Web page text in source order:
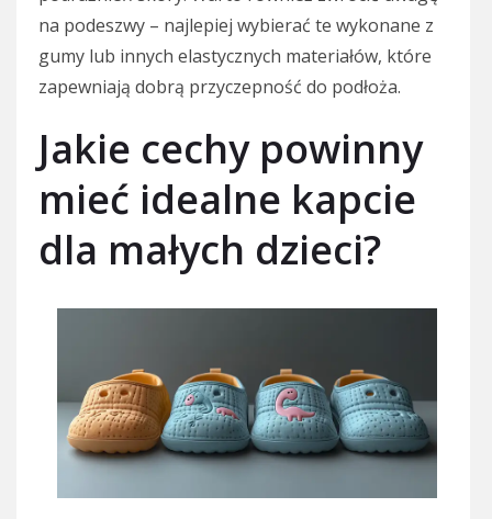
na podeszwy – najlepiej wybierać te wykonane z
gumy lub innych elastycznych materiałów, które
zapewniają dobrą przyczepność do podłoża.
Jakie cechy powinny
mieć idealne kapcie
dla małych dzieci?